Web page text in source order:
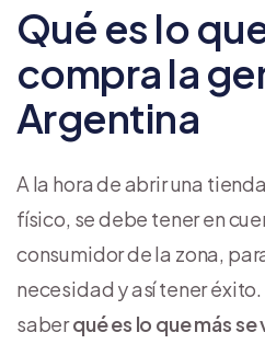
Qué es lo
compra la
Argentina
A la hora de abrir una
físico, se debe tener en
consumidor de la zona,
necesidad y así tener
saberqué es lo que más